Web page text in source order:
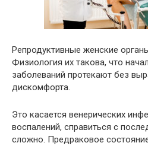
Репродуктивные женские
Физиология их такова, что
заболеваний протекают без
дискомфорта.
Это касается венерических
воспалений, справиться с
сложно. Предраковое